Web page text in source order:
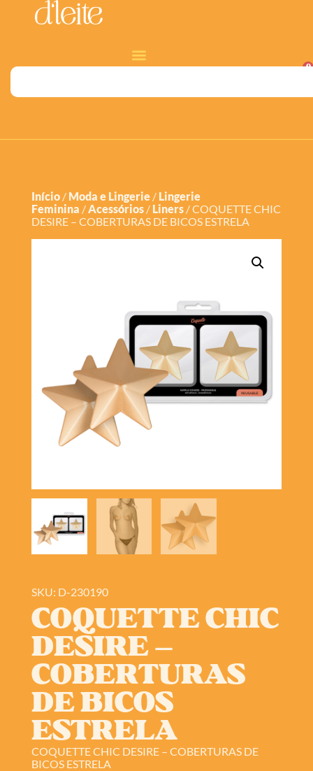
0
Início/ Moda e Lingerie/ Lingerie
Feminina / Acessórios/ Liners/ COQUETTE CHIC
DESIRE – COBERTURAS DE BICOS ESTRELA
SKU: D-230190
COQUETTE CHIC
DESIRE –
COBERTURAS
DE BICOS
ESTRELA
COQUETTE CHIC DESIRE – COBERTURAS DE
BICOS ESTRELA